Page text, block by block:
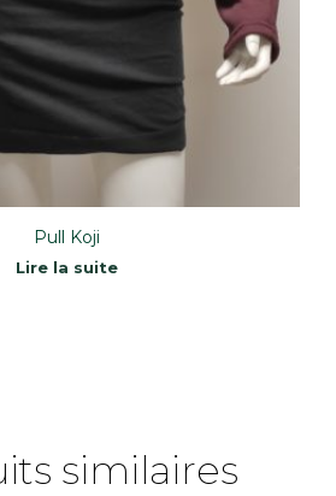
Pull Koji
Lire la suite
similaires